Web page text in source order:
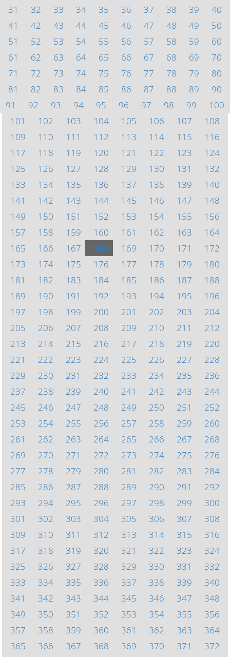
31
32 33 34 35 36 37 38 39
40
41
42 43 44 45 46 47 48 49
50
51
52 53 54 55 56 57 58 59
60
61
62 63 64 65 66 67 68 69
70
71
72 73 74 75 76 77 78 79
80
81
82 83 84 85 86 87 88 89
90
91
92 93 94 95 96 97 98 99
100
101
102 103 104 105 106 107
108
109
110 111 112 113 114 115
116
117
118 119 120 121 122 123
124
125
126 127 128 129 130 131
132
133
134 135 136 137 138 139
140
141
142 143 144 145 146 147
148
149
150 151 152 153 154 155
156
157
158 159 160 161 162 163
164
165
166 167 168 169 170 171
172
173
174 175 176 177 178 179
180
181
182 183 184 185 186 187
188
189
190 191 192 193 194 195
196
197
198 199 200 201 202 203
204
205
206 207 208 209 210 211
212
213
214 215 216 217 218 219
220
221
222 223 224 225 226 227
228
229
230 231 232 233 234 235
236
237
238 239 240 241 242 243
244
245
246 247 248 249 250 251
252
253
254 255 256 257 258 259
260
261
262 263 264 265 266 267
268
269
270 271 272 273 274 275
276
277
278 279 280 281 282 283
284
285
286 287 288 289 290 291
292
293
294 295 296 297 298 299
300
301
302 303 304 305 306 307
308
309
310 311 312 313 314 315
316
317
318 319 320 321 322 323
324
325
326 327 328 329 330 331
332
333
334 335 336 337 338 339
340
341
342 343 344 345 346 347
348
349
350 351 352 353 354 355
356
357
358 359 360 361 362 363
364
365
366 367 368 369 370 371
372